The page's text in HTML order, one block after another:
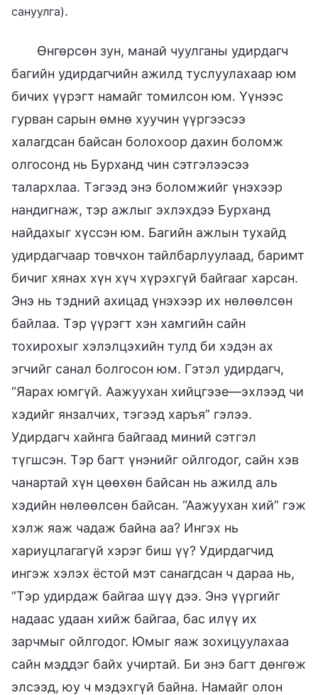
сануулга).
Өнгөрсөн зун, манай чуулганы удирдагч
багийн удирдагчийн ажилд туслуулахаар юм
бичих үүрэгт намайг томилсон юм. Үүнээс
гурван сарын өмнө хуучин үүргээсээ
халагдсан байсан болохоор дахин боломж
олгосонд нь Бурханд чин сэтгэлээсээ
талархлаа. Тэгээд энэ боломжийг үнэхээр
нандигнаж, тэр ажлыг эхлэхдээ Бурханд
найдахыг хүссэн юм. Багийн ажлын тухайд
удирдагчаар товчхон тайлбарлуулаад, баримт
бичиг хянах хүн хүч хүрэхгүй байгааг харсан.
Энэ нь тэдний ахицад үнэхээр их нөлөөлсөн
байлаа. Тэр үүрэгт хэн хамгийн сайн
тохирохыг хэлэлцэхийн тулд би хэдэн ах
эгчийг санал болгосон юм. Гэтэл удирдагч,
“Яарах юмгүй. Аажуухан хийцгээе—эхлээд чи
хэдийг янзалчих, тэгээд харъя” гэлээ.
Удирдагч хайнга байгаад миний сэтгэл
түгшсэн. Тэр багт үнэнийг ойлгодог, сайн хэв
чанартай хүн цөөхөн байсан нь ажилд аль
хэдийн нөлөөлсөн байсан. “Аажуухан хий” гэж
хэлж яаж чадаж байна аа? Ингэх нь
хариуцлагагүй хэрэг биш үү? Удирдагчид
ингэж хэлэх ёстой мэт санагдсан ч дараа нь,
“Тэр удирдаж байгаа шүү дээ. Энэ үүргийг
надаас удаан хийж байгаа, бас илүү их
зарчмыг ойлгодог. Юмыг яаж зохицуулахаа
сайн мэддэг байх учиртай. Би энэ багт дөнгөж
элсээд, юу ч мэдэхгүй байна. Намайг олон